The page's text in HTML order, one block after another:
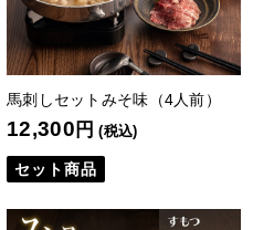
馬刺しセットみそ味（4人前）
12,300 円 (税込)
セット商品